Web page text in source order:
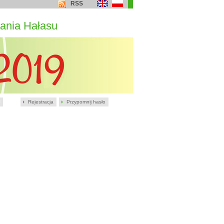
Rejestracja Przypomnij hasło
RSS
Hałasu